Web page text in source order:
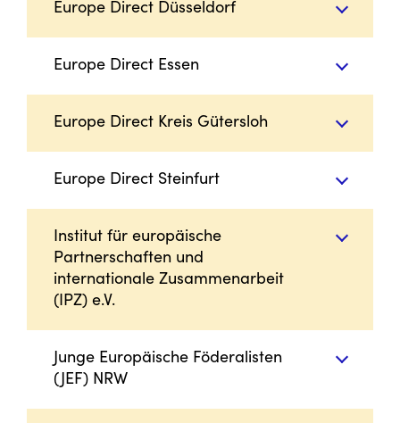
Europe Direct Düsseldorf
Europe Direct Essen
Europe Direct Kreis Gütersloh
Europe Direct Steinfurt
Institut für europäische
Partnerschaften und
internationale Zusammenarbeit
(IPZ) e.V.
Junge Europäische Föderalisten
(JEF) NRW